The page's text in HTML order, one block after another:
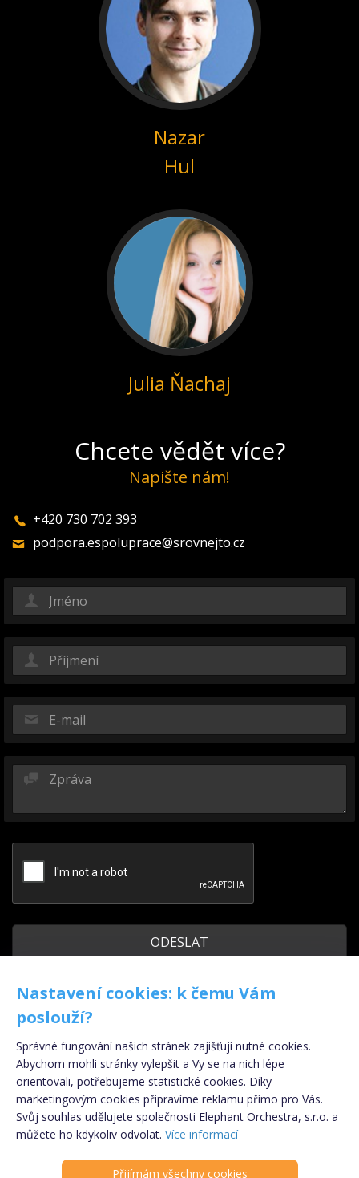
Nazar
Hul
Julia Ňachaj
Chcete vědět více?
Napište nám!
+420 730 702 393
podpora.espoluprace@srovnejto.cz
Odeslat kopii na můj e-mail
parlamentu a Rady (EU) č. 2016/679 ze dne 27. dubna 2016, obecného nařízení
o ochraně osobních údajů (GDPR) uchovávány, ani zpracovávány. Po
zodpovězení dotazu dojde k okamžité likvidaci osobních údajů.
Copyright © 2009 - 2024 - eSpolupráce.cz,
provozovatelem je Elephant Orchestra s.r.o., součástí
Registrujte seZDARMA
Nastavení cookies: k čemu Vám
poslouží?
Správné fungování našich stránek zajišťují nutné cookies.
Abychom mohli stránky vylepšit a Vy se na nich lépe
orientovali, potřebujeme statistické cookies. Díky
marketingovým cookies připravíme reklamu přímo pro Vás.
Svůj souhlas udělujete společnosti Elephant Orchestra, s.r.o. a
můžete ho kdykoliv odvolat. Více informací
Přijímám všechny cookies